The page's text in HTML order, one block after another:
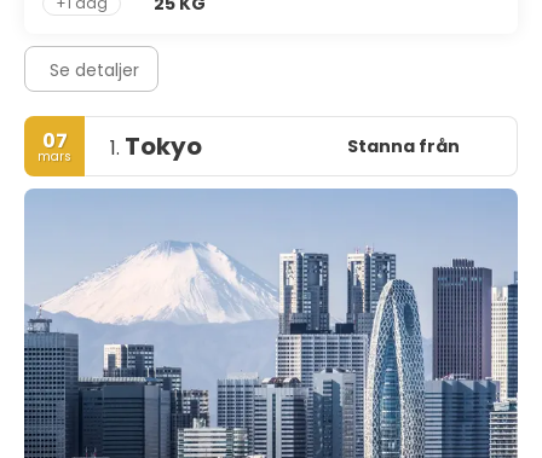
Se detaljer
07
mars 1. Tokyo Stanna från